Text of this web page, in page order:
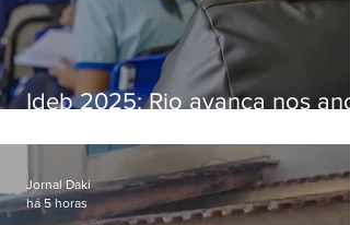
Ideb 2025: Rio avança nos
nacional
Jornal Daki
há 5 horas